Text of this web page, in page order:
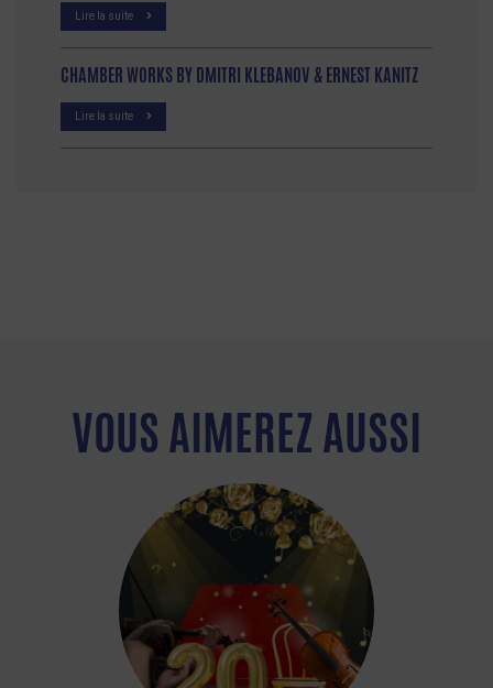
Lire la suite
CHAMBER WORKS BY DMITRI KLEBANOV & ERNEST KANITZ
Lire la suite
VOUS AIMEREZ AUSSI